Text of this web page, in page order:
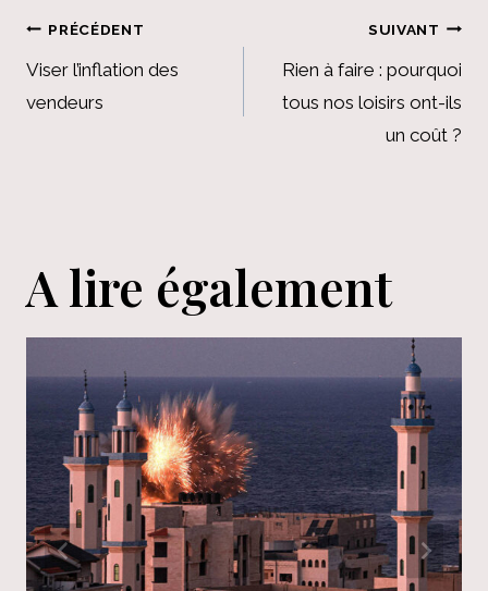
Navigation
de
PRÉCÉDENT
Viser l’inflation des
vendeurs
SUIVANT
Rien à faire : pourquoi
tous nos loisirs ont-ils
un coût ?
A lire également